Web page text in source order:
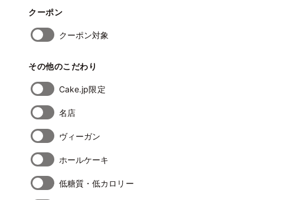
クーポン
クーポン対象
その他のこだわり
Cake.jp限定
名店
ヴィーガン
ホールケーキ
低糖質・低カロリー